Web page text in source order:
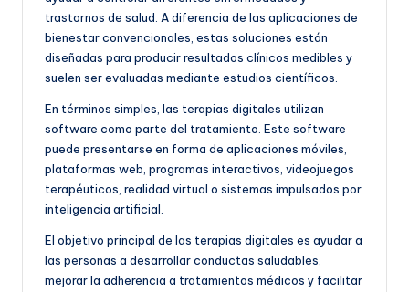
trastornos de salud. A diferencia de las aplicaciones de
bienestar convencionales, estas soluciones están
diseñadas para producir resultados clínicos medibles y
suelen ser evaluadas mediante estudios científicos.
En términos simples, las terapias digitales utilizan
software como parte del tratamiento. Este software
puede presentarse en forma de aplicaciones móviles,
plataformas web, programas interactivos, videojuegos
terapéuticos, realidad virtual o sistemas impulsados por
inteligencia artificial.
El objetivo principal de las terapias digitales es ayudar a
las personas a desarrollar conductas saludables,
mejorar la adherencia a tratamientos médicos y facilitar